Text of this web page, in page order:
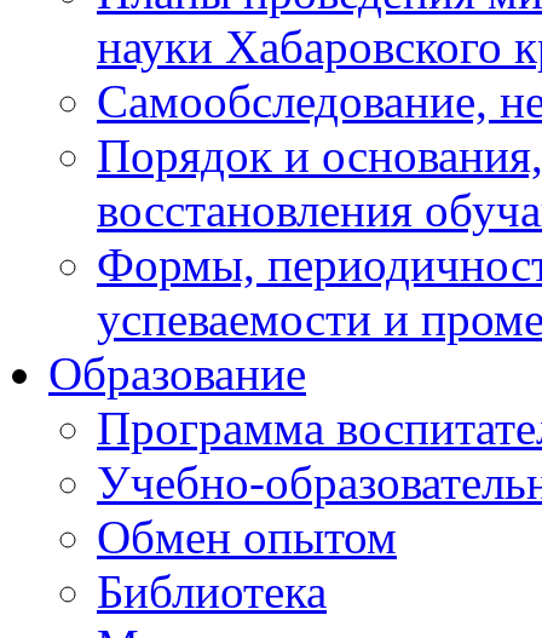
науки Хабаровского
Самообследование,
Порядок и
восстановления
Формы,
успеваемости и
Образование
Программа
Учебно-
Обмен опытом
Библиотека